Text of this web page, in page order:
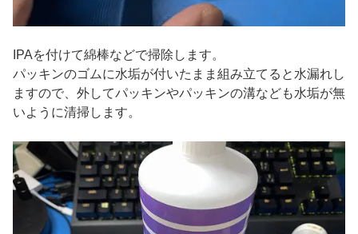
IPAを付けて綿棒などで掃除します。
パッキンのゴムに水垢が付いたまま組み立てると水漏れし
ますので、外してパッキンやパッキンの溝なども水垢が無
いように清掃します。